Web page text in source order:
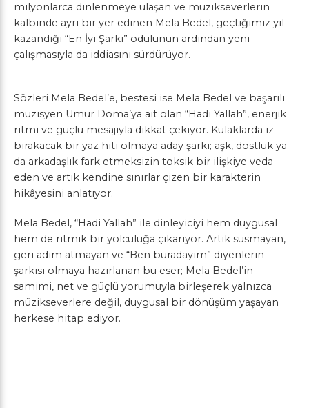
milyonlarca dinlenmeye ulaşan ve müzikseverlerin
kalbinde ayrı bir yer edinen Mela Bedel, geçtiğimiz yıl
kazandığı “En İyi Şarkı” ödülünün ardından yeni
çalışmasıyla da iddiasını sürdürüyor.
Sözleri Mela Bedel’e, bestesi ise Mela Bedel ve başarılı
müzisyen Umur Doma’ya ait olan “Hadi Yallah”, enerjik
ritmi ve güçlü mesajıyla dikkat çekiyor. Kulaklarda iz
bırakacak bir yaz hiti olmaya aday şarkı; aşk, dostluk ya
da arkadaşlık fark etmeksizin toksik bir ilişkiye veda
eden ve artık kendine sınırlar çizen bir karakterin
hikâyesini anlatıyor.
Mela Bedel, “Hadi Yallah” ile dinleyiciyi hem duygusal
hem de ritmik bir yolculuğa çıkarıyor. Artık susmayan,
geri adım atmayan ve “Ben buradayım” diyenlerin
şarkısı olmaya hazırlanan bu eser; Mela Bedel’in
samimi, net ve güçlü yorumuyla birleşerek yalnızca
müzikseverlere değil, duygusal bir dönüşüm yaşayan
herkese hitap ediyor.